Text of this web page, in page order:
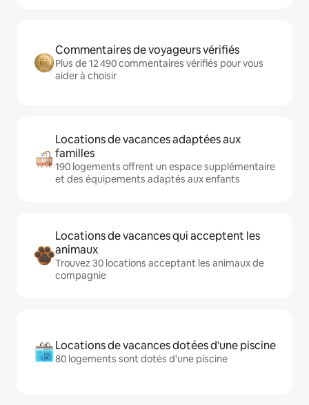
Commentaires de voyageurs vérifiés
Plus de 12 490 commentaires vérifiés pour vous
aider à choisir
Locations de vacances adaptées aux
familles
190 logements offrent un espace supplémentaire
et des équipements adaptés aux enfants
Locations de vacances qui acceptent les
animaux
Trouvez 30 locations acceptant les animaux de
compagnie
Locations de vacances dotées d'une piscine
80 logements sont dotés d'une piscine